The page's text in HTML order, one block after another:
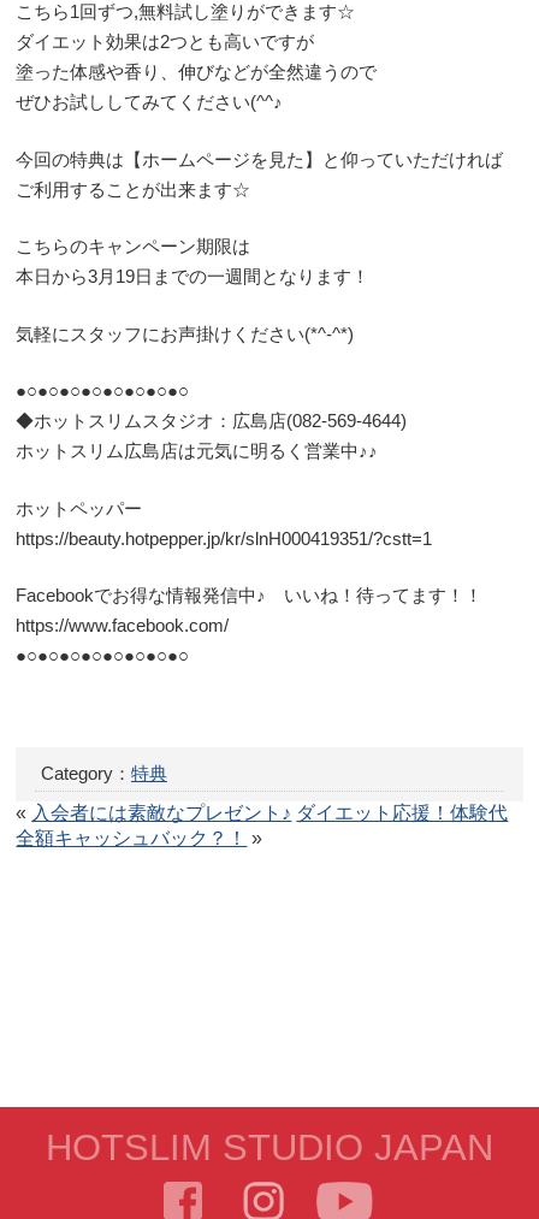
こちら1回ずつ,無料試し塗りができます☆
ダイエット効果は2つとも高いですが
塗った体感や香り、伸びなどが全然違うので
ぜひお試ししてみてください(^^♪
今回の特典は【ホームページを見た】と仰っていただければ
ご利用することが出来ます☆
こちらのキャンペーン期限は
本日から3月19日までの一週間となります！
気軽にスタッフにお声掛けください(*^-^*)
●○●○●○●○●○●○●○●○
◆ホットスリムスタジオ：広島店(082-569-4644)
ホットスリム広島店は元気に明るく営業中♪♪
ホットペッパー
https://beauty.hotpepper.jp/kr/slnH000419351/?cstt=1
Facebookでお得な情報発信中♪ いいね！待ってます！！
https://www.facebook.com/
●○●○●○●○●○●○●○●○
Category： 特典
« 入会者には素敵なプレゼント♪ ダイエット応援！体験代
全額キャッシュバック？！
»
HOTSLIM STUDIO JAPAN